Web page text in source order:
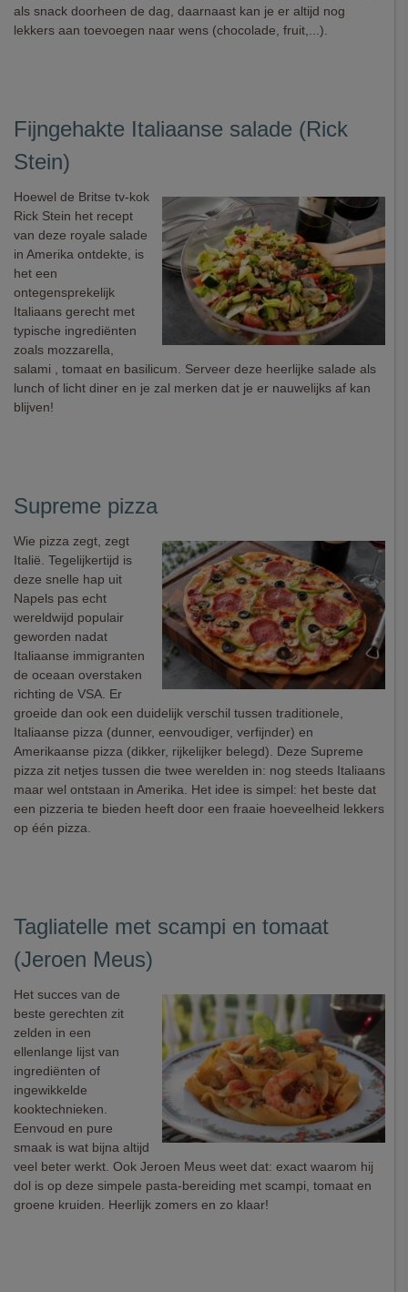
als snack doorheen de dag, daarnaast kan je er altijd nog
lekkers aan toevoegen naar wens (chocolade, fruit,...).
Fijngehakte Italiaanse salade (Rick
Stein)
Hoewel de Britse tv-kok
Rick Stein het recept
van deze royale salade
in Amerika ontdekte, is
het een
ontegensprekelijk
Italiaans gerecht met
typische ingrediënten
zoals mozzarella,
salami , tomaat en basilicum. Serveer deze heerlijke salade als
lunch of licht diner en je zal merken dat je er nauwelijks af kan
blijven!
Supreme pizza
Wie pizza zegt, zegt
Italië. Tegelijkertijd is
deze snelle hap uit
Napels pas echt
wereldwijd populair
geworden nadat
Italiaanse immigranten
de oceaan overstaken
richting de VSA. Er
groeide dan ook een duidelijk verschil tussen traditionele,
Italiaanse pizza (dunner, eenvoudiger, verfijnder) en
Amerikaanse pizza (dikker, rijkelijker belegd). Deze Supreme
pizza zit netjes tussen die twee werelden in: nog steeds Italiaans
maar wel ontstaan in Amerika. Het idee is simpel: het beste dat
een pizzeria te bieden heeft door een fraaie hoeveelheid lekkers
op één pizza.
Tagliatelle met scampi en tomaat
(Jeroen Meus)
Het succes van de
beste gerechten zit
zelden in een
ellenlange lijst van
ingrediënten of
ingewikkelde
kooktechnieken.
Eenvoud en pure
smaak is wat bijna altijd
veel beter werkt. Ook Jeroen Meus weet dat: exact waarom hij
dol is op deze simpele pasta-bereiding met scampi, tomaat en
groene kruiden. Heerlijk zomers en zo klaar!